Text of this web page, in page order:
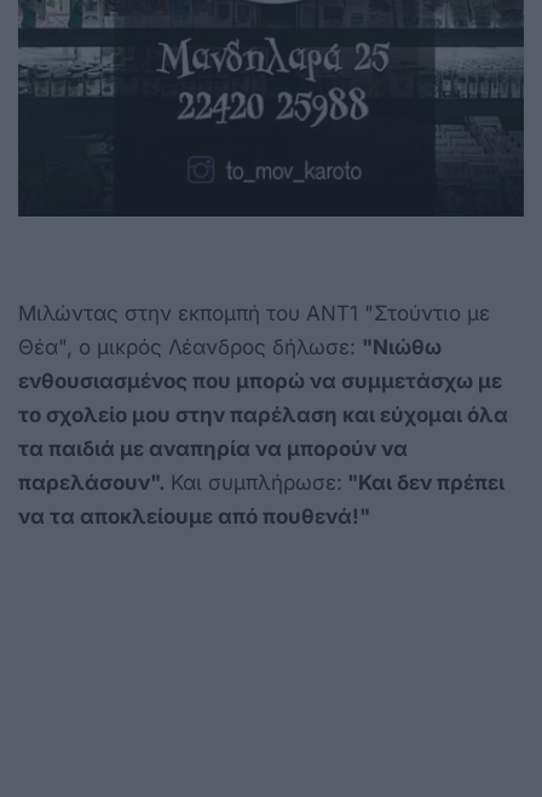
Μιλώντας στην εκπομπή του ΑΝΤ1 "Στούντιο με
Θέα", ο μικρός Λέανδρος δήλωσε: "Νιώθω
ενθουσιασμένος που μπορώ να συμμετάσχω με
το σχολείο μου στην παρέλαση και εύχομαι όλα
τα παιδιά με αναπηρία να μπορούν να
παρελάσουν". Και συμπλήρωσε: "Και δεν πρέπει
να τα αποκλείουμε από πουθενά!"